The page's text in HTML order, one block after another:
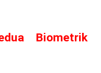
Biometrik